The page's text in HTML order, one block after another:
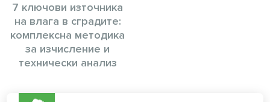
7 ключови източника
на влага в сградите:
комплексна методика
за изчисление и
технически анализ